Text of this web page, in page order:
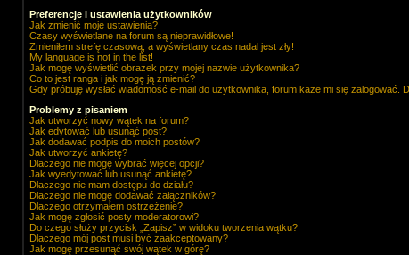
Preferencje i ustawienia użytkowników
Jak zmienić moje ustawienia?
Czasy wyświetlane na forum są nieprawidłowe!
Zmieniłem strefę czasową, a wyświetlany czas nadal jest zły!
My language is not in the list!
Jak mogę wyświetlić obrazek przy mojej nazwie użytkownika?
Co to jest ranga i jak mogę ją zmienić?
Gdy próbuję wysłać wiadomość e-mail do użytkownika, forum każe mi się zalogować.
Problemy z pisaniem
Jak utworzyć nowy wątek na forum?
Jak edytować lub usunąć post?
Jak dodawać podpis do moich postów?
Jak utworzyć ankietę?
Dlaczego nie mogę wybrać więcej opcji?
Jak wyedytować lub usunąć ankietę?
Dlaczego nie mam dostępu do działu?
Dlaczego nie mogę dodawać załączników?
Dlaczego otrzymałem ostrzeżenie?
Jak mogę zgłosić posty moderatorowi?
Do czego służy przycisk „Zapisz” w widoku tworzenia wątku?
Dlaczego mój post musi być zaakceptowany?
Jak mogę przesunąć swój wątek w górę?